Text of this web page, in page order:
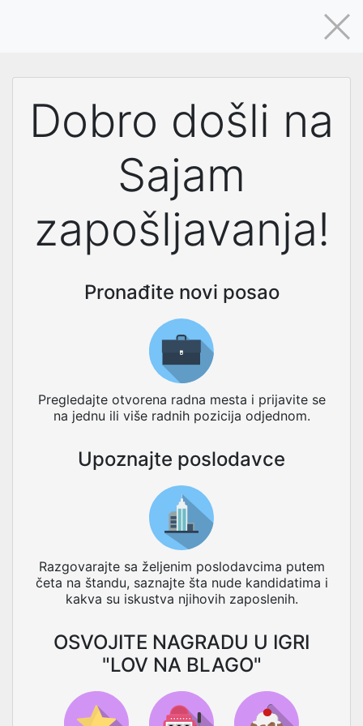
Dobro došli na
Sajam
zapošljavanja!
Pronađite novi posao
Pregledajte otvorena radna mesta i prijavite se
na jednu ili više radnih pozicija odjednom.
Upoznajte poslodavce
Razgovarajte sa željenim poslodavcima putem
četa na štandu, saznajte šta nude kandidatima i
kakva su iskustva njihovih zaposlenih.
OSVOJITE NAGRADU U IGRI
"LOV NA BLAGO"